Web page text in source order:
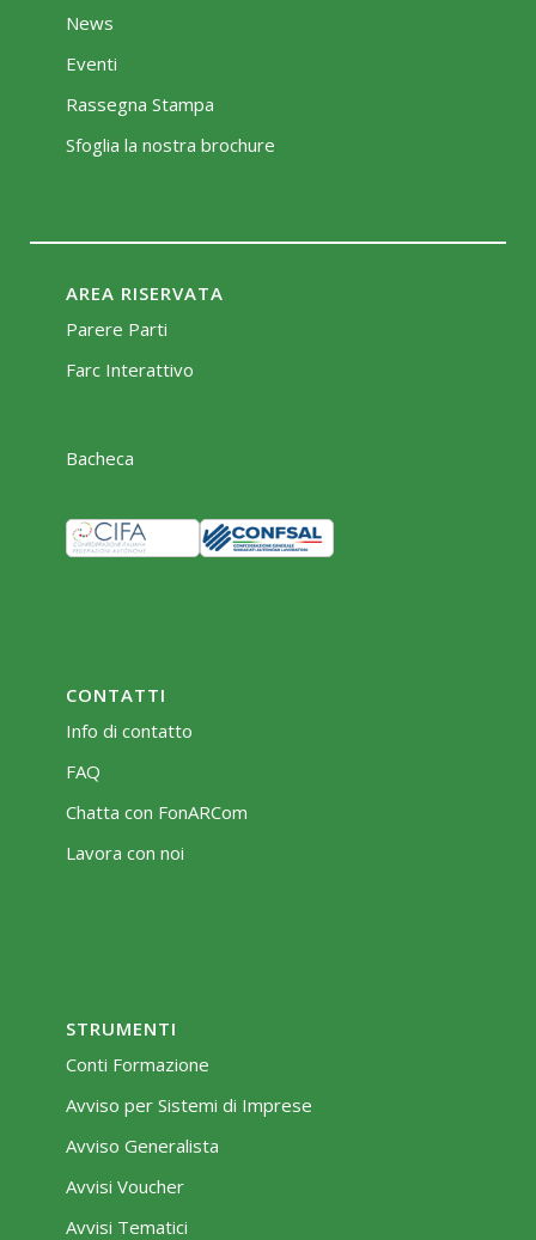
News
Eventi
Rassegna Stampa
Sfoglia la nostra brochure
AREA RISERVATA
Parere Parti
Farc Interattivo
Bacheca
CONTATTI
Info di contatto
FAQ
Chatta con FonARCom
Lavora con noi
STRUMENTI
Conti Formazione
Avviso per Sistemi di Imprese
Avviso Generalista
Avvisi Voucher
Avvisi Tematici